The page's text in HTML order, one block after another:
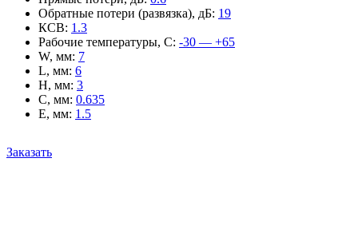
Обратные потери (развязка), дБ: 19
КСВ: 1.3
Рабочие температуры, С: -30 — +65
W, мм: 7
L, мм: 6
H, мм: 3
C, мм: 0.635
E, мм: 1.5
Заказать